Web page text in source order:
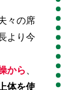
々の席
より今
から 、
体を使